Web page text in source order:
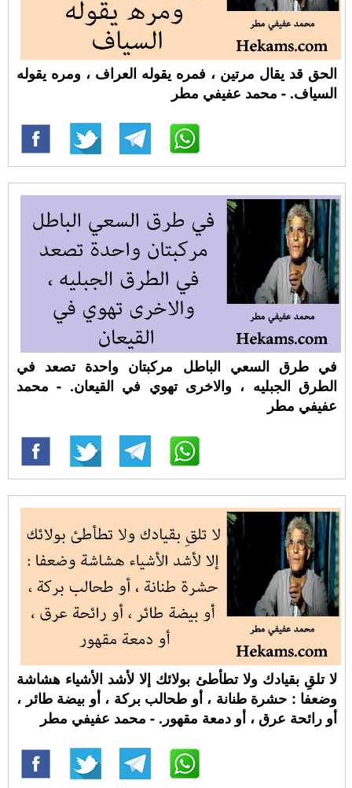
الحق قد يقال مرتين ، فمره يقوله العراف ، ومره يقوله
السياف. - محمد عفيفي مطر
في طرق السعي الباطل مركبتان واحدة تصعد في
الطرق الجبليه ، والاخرى تهوي في القيعان. - محمد
عفيفي مطر
لا تلقِ بقيادك ولا تطأطئ بولائك إلا لأشد الأشياء هشاشة
وضعفا : حشرة طنانة ، أو طحالب بركة ، أو بيضة طائر ،
أو رائحة عرق ، أو دمعة مقهور. - محمد عفيفي مطر